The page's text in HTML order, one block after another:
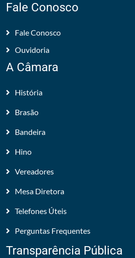
Fale Conosco
Fale Conosco
Ouvidoria
A Câmara
História
Brasão
Bandeira
Hino
Vereadores
Mesa Diretora
Telefones Úteis
Perguntas Frequentes
Transparência Pública